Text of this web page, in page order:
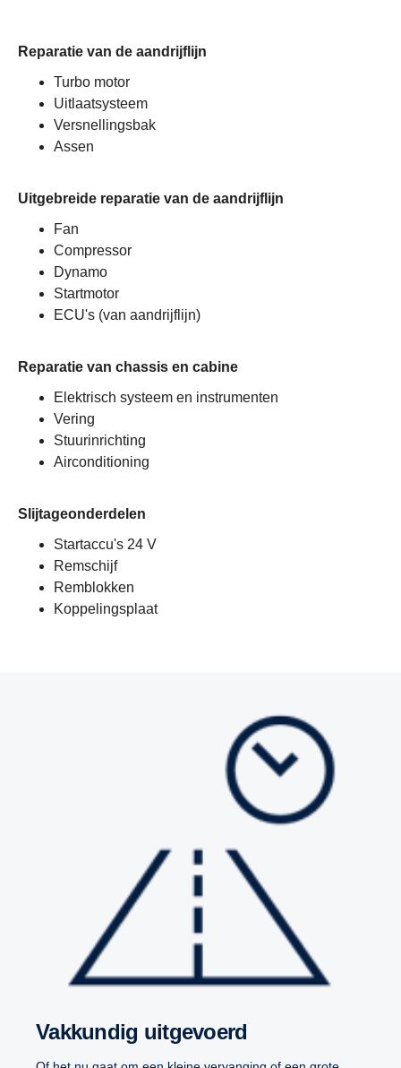
Reparatie van de aandrijflijn
Turbo motor
Uitlaatsysteem
Versnellingsbak
Assen
Uitgebreide reparatie van de aandrijflijn
Fan
Compressor
Dynamo
Startmotor
ECU's (van aandrijflijn)
Reparatie van chassis en cabine
Elektrisch systeem en instrumenten
Vering
Stuurinrichting
Airconditioning
Slijtageonderdelen
Startaccu's 24 V
Remschijf
Remblokken
Koppelingsplaat
Vakkundig uitgevoerd